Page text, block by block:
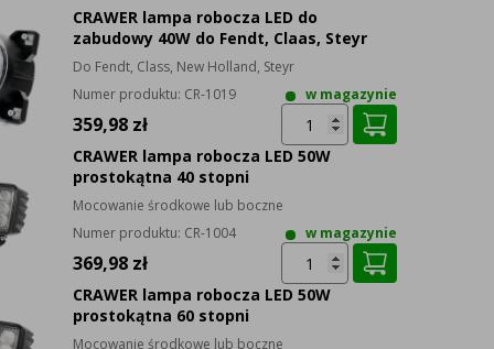
CRAWER lampa robocza LED do
zabudowy 40W do Fendt, Claas, Steyr
Do Fendt, Class, New Holland, Steyr
Numer produktu: CR-1019 w magazynie
359,98 zł
CRAWER lampa robocza LED 50W
prostokątna 40 stopni
Mocowanie środkowe lub boczne
Numer produktu: CR-1004 w magazynie
369,98 zł
CRAWER lampa robocza LED 50W
prostokątna 60 stopni
Mocowanie środkowe lub boczne